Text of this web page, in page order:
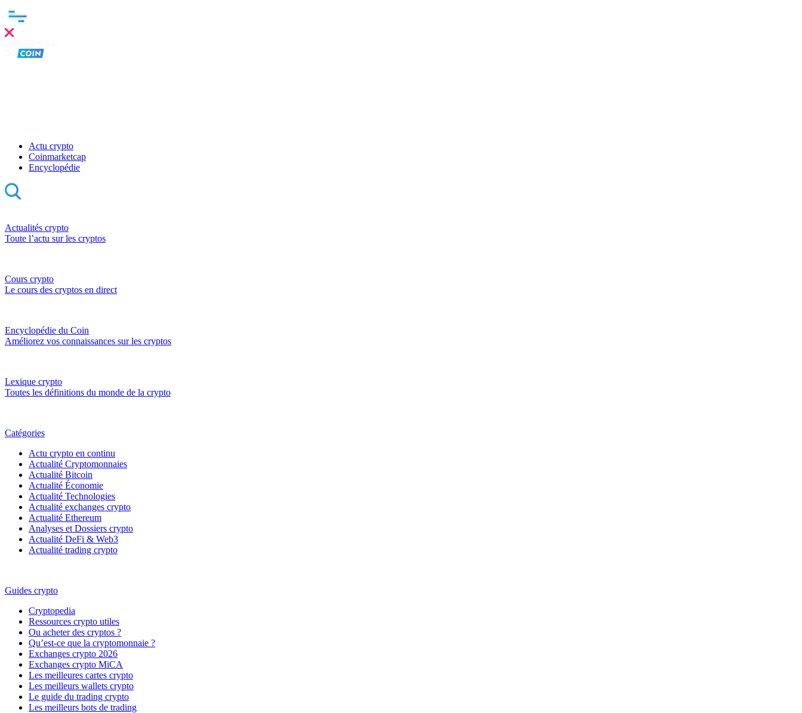
Actu crypto
Coinmarketcap
Encyclopédie
Actualités crypto
Toute l’actu sur les cryptos
Cours crypto
Le cours des cryptos en direct
Encyclopédie du Coin
Améliorez vos connaissances sur les cryptos
Lexique crypto
Toutes les définitions du monde de la crypto
Catégories
Actu crypto en continu
Actualité Cryptomonnaies
Actualité Bitcoin
Actualité Économie
Actualité Technologies
Actualité exchanges crypto
Actualité Ethereum
Analyses et Dossiers crypto
Actualité DeFi & Web3
Actualité trading crypto
Guides crypto
Cryptopedia
Ressources crypto utiles
Ou acheter des cryptos ?
Qu’est-ce que la cryptomonnaie ?
Exchanges crypto 2026
Exchanges crypto MiCA
Les meilleures cartes crypto
Les meilleurs wallets crypto
Le guide du trading crypto
Les meilleurs bots de trading